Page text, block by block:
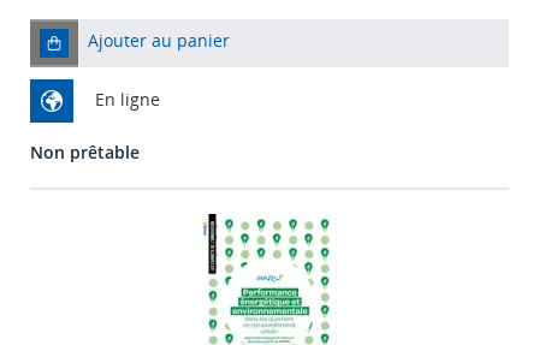
Ajouter au panier
En ligne
Non prêtable